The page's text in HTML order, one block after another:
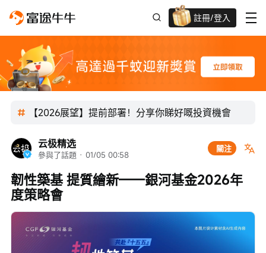
註冊/登入
迎新驚喜賞 股票/BTC等任你揀!
【2026展望】提前部署！分享你睇好嘅投資機會
云极精选
參與了話題 · 01/05 00:58
關注
韌性築基 提質繪新——銀河基金2026年
度策略會